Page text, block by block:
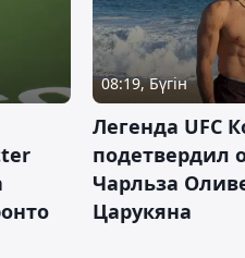
08:19, Бүгін
Легенда UFC
подетвердил
Чарльза
Царукяна